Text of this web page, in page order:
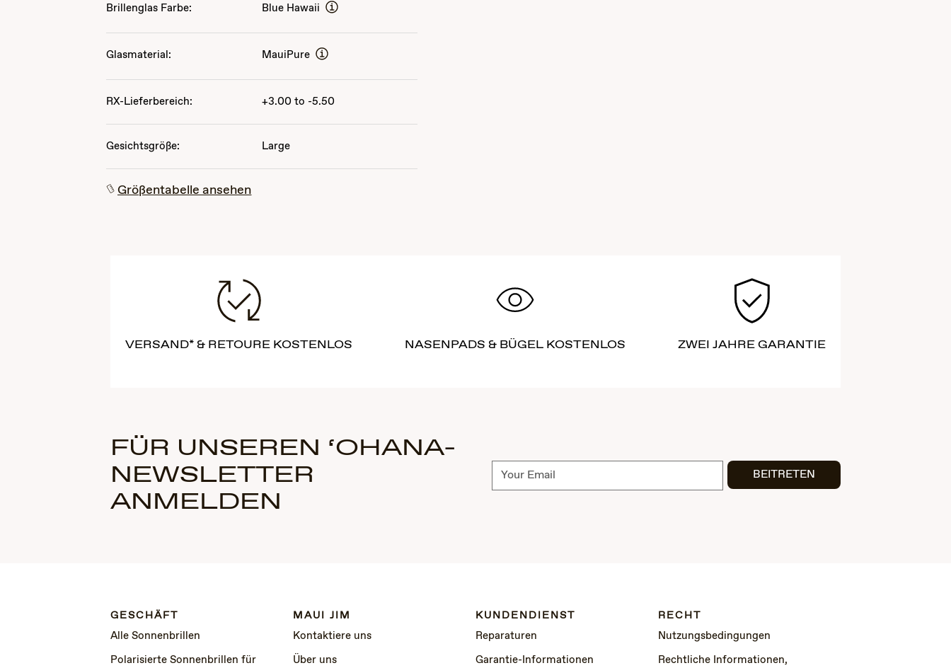
Brillenglas Farbe: Blue Hawaii
Glasmaterial: MauiPure
RX-Lieferbereich: +3.00 to -5.50
Gesichtsgröße: Large
Größentabelle ansehen
VERSAND* & RETOURE KOSTENLOS NASENPADS & BÜGEL KOSTENLOS ZWEI JAHRE GARANTIE
FÜR UNSEREN ‘OHANA-
NEWSLETTER
ANMELDEN
Abonnieren BEITRETEN
GESCHÄFT
Alle Sonnenbrillen
Polarisierte Sonnenbrillen für
MAUI JIM
Kontaktiere uns
Über uns
KUNDENDIENST
Reparaturen
Garantie-Informationen
RECHT
Nutzungsbedingungen
Rechtliche Informationen,